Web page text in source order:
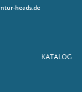
heads.de
KATALOG